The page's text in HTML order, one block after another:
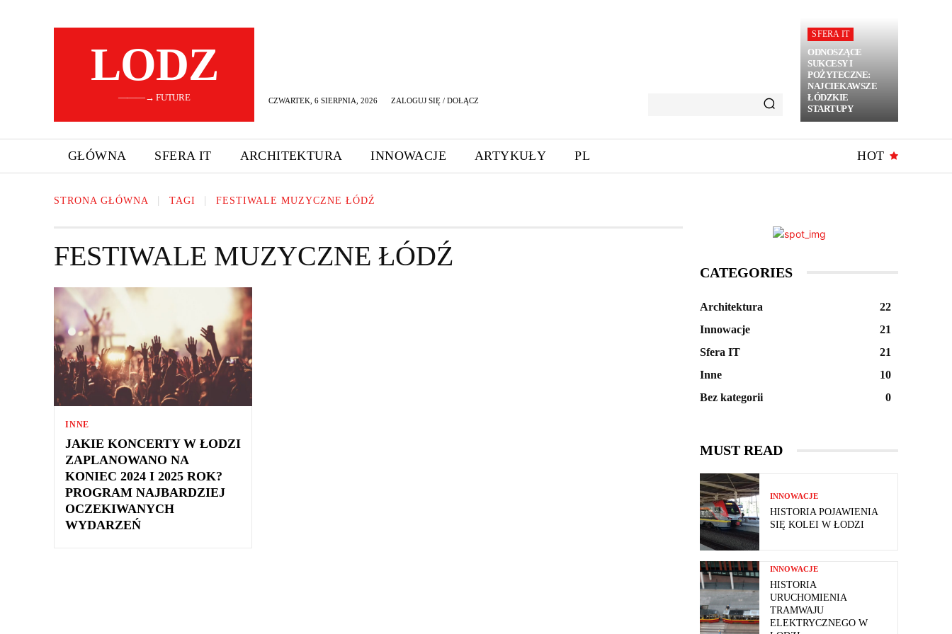
LODZ
———→ FUTURE CZWARTEK, 6 SIERPNIA, 2026 ZALOGUJ SIĘ / DOŁĄCZ
SFERA IT
ODNOSZĄCE
SUKCESY I
POŻYTECZNE:
NAJCIEKAWSZE
ŁÓDZKIE
STARTUPY
GŁÓWNA SFERA IT ARCHITEKTURA INNOWACJE ARTYKUŁY PL HOT
STRONA GŁÓWNA TAGI FESTIWALE MUZYCZNE ŁÓDŹ
FESTIWALE MUZYCZNE ŁÓDŹ
INNE
JAKIE KONCERTY W ŁODZI
ZAPLANOWANO NA
KONIEC 2024 I 2025 ROK?
PROGRAM NAJBARDZIEJ
OCZEKIWANYCH
WYDARZEŃ
CATEGORIES
Architektura
22
Innowacje
21
Sfera IT
21
Inne
10
Bez kategorii
0
MUST READ
INNOWACJE
HISTORIA POJAWIENIA
SIĘ KOLEI W ŁODZI
INNOWACJE
HISTORIA
URUCHOMIENIA
TRAMWAJU
ELEKTRYCZNEGO W